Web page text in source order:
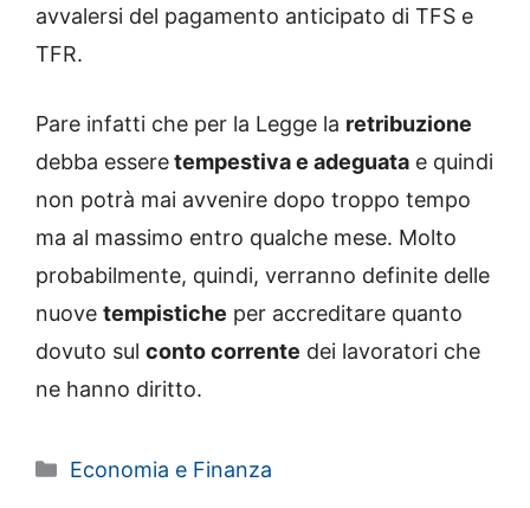
avvalersi del pagamento anticipato di TFS e
TFR.
Pare infatti che per la Legge la retribuzione
debba esseretempestiva e adeguata e quindi
non potrà mai avvenire dopo troppo tempo
ma al massimo entro qualche mese. Molto
probabilmente, quindi, verranno definite delle
nuove tempistiche per accreditare quanto
dovuto sul conto corrente dei lavoratori che
ne hanno diritto.
Categorie
Economia e Finanza